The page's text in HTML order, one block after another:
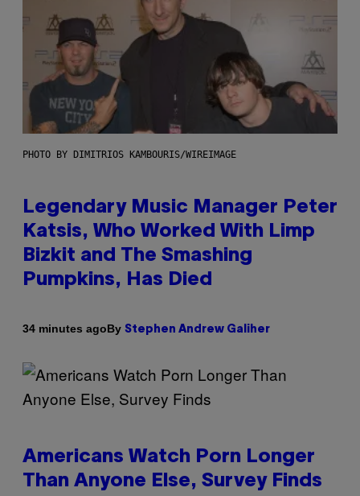
PHOTO BY DIMITRIOS KAMBOURIS/WIREIMAGE
Legendary Music Manager Peter
Katsis, Who Worked With Limp
Bizkit and The Smashing
Pumpkins, Has Died
34 minutes agoBy Stephen Andrew Galiher
Americans Watch Porn Longer
Than Anyone Else, Survey Finds